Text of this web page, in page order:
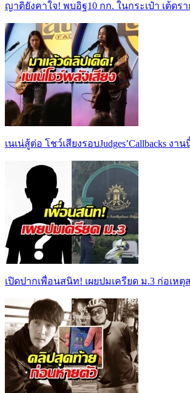
ญาติยังคาใจ! พบอิฐ10 กก. ในกระเป๋า เต้ดร
เนเน่สู้ต่อ โชว์เสียงรอบJudges’Callbacks งา
เปิดปากเพื่อนสนิท! เผยปมเครียด ม.3 ก่อเห